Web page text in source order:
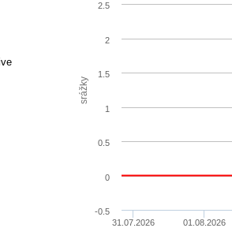
srážky
31.07.2026
01.08.2026
-0.5
0
0.5
1
1.5
2
2.5